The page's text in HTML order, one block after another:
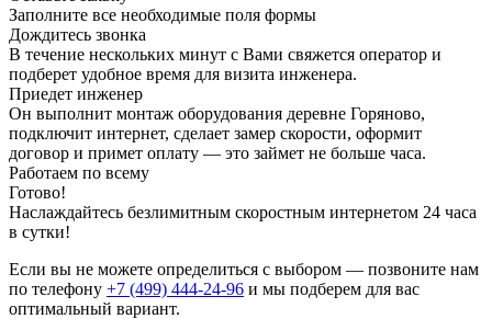
Заполните все необходимые поля формы
Дождитесь звонка
В течение нескольких минут с Вами свяжется оператор и
подберет удобное время для визита инженера.
Приедет инженер
Он выполнит монтаж оборудования деревне Горяново,
подключит интернет, сделает замер скорости, оформит
договор и примет оплату — это займет не больше часа.
Работаем по всему
Готово!
Наслаждайтесь безлимитным скоростным интернетом 24 часа
в сутки!
Если вы не можете определиться с выбором — позвоните нам
по телефону +7 (499) 444-24-96 и мы подберем для вас
оптимальный вариант.